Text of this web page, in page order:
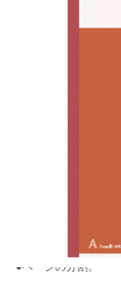
ナカバヤシの
ロジカルA罫（
4つの特徴で使いや
●ページの分割。